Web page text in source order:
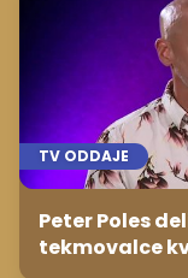
TV ODDAJE
Peter Poles
tekmovalce